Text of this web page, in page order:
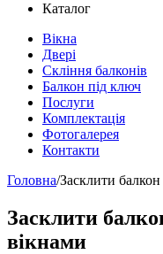
Каталог
Вікна
Двері
Скління балконів
Балкон під ключ
Послуги
Комплектація
Фотогалерея
Контакти
Головна/Засклити
Засклити
вікнами